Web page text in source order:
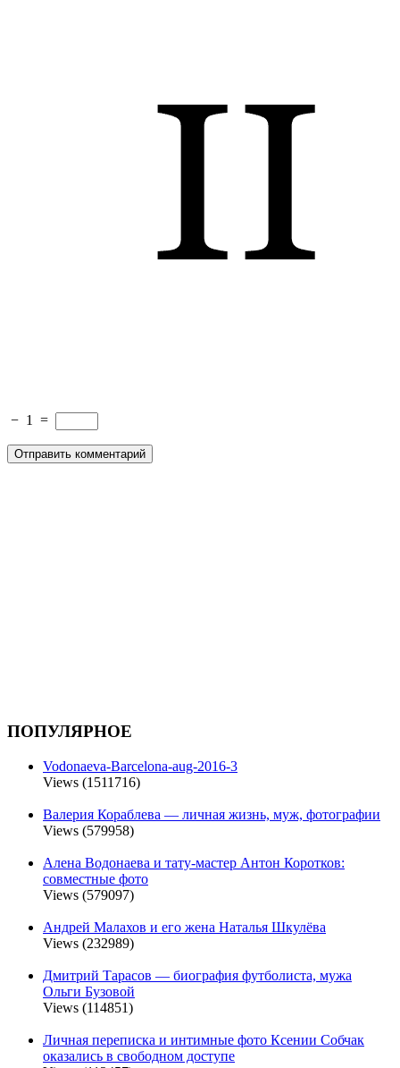
− 1 =
ПОПУЛЯРНОЕ
Vodonaeva-Barcelona-aug-2016-3
Views (1511716)
Валерия Кораблева — личная жизнь, муж, фотографии
Views (579958)
Алена Водонаева и тату-мастер Антон Коротков:
совместные фото
Views (579097)
Андрей Малахов и его жена Наталья Шкулёва
Views (232989)
Дмитрий Тарасов — биография футболиста, мужа
Ольги Бузовой
Views (114851)
Личная переписка и интимные фото Ксении Собчак
оказались в свободном доступе